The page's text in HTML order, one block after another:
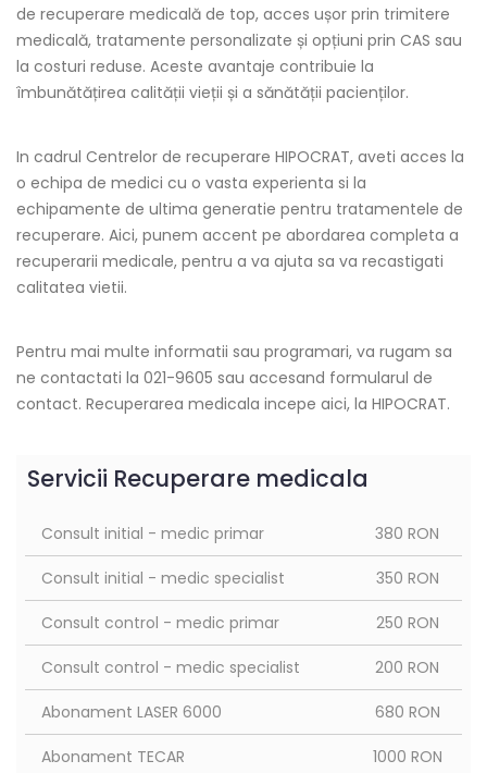
de recuperare medicală de top, acces ușor prin trimitere
medicală, tratamente personalizate și opțiuni prin CAS sau
la costuri reduse. Aceste avantaje contribuie la
îmbunătățirea calității vieții și a sănătății pacienților.
In cadrul Centrelor de recuperare HIPOCRAT, aveti acces la
o echipa de medici cu o vasta experienta si la
echipamente de ultima generatie pentru tratamentele de
recuperare. Aici, punem accent pe abordarea completa a
recuperarii medicale, pentru a va ajuta sa va recastigati
calitatea vietii.
Pentru mai multe informatii sau programari, va rugam sa
ne contactati la 021-9605 sau accesand formularul de
contact. Recuperarea medicala incepe aici, la HIPOCRAT.
Servicii Recuperare medicala
Consult initial - medic primar 380 RON
Consult initial - medic specialist 350 RON
Consult control - medic primar 250 RON
Consult control - medic specialist 200 RON
Abonament LASER 6000 680 RON
Abonament TECAR 1000 RON